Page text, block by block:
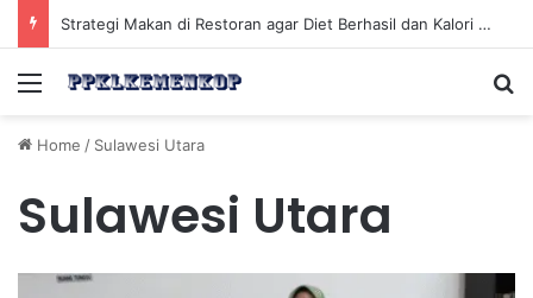
Strategi Makan di Restoran agar Diet Berhasil dan Kalori Tetap Terkontrol
Menu
Home / Sulawesi Utara
Sulawesi Utara